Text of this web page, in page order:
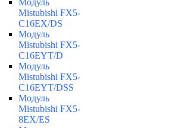
Модуль
Mistubishi FX5-
C16EX/DS
Модуль
Mistubishi FX5-
C16EYT/D
Модуль
Mistubishi FX5-
C16EYT/DSS
Модуль
Mistubishi FX5-
8EX/ES